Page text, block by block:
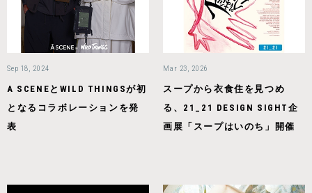
Sep 18, 2024
A SCENEとWILD THINGSが初
となるコラボレーションを発
表
Mar 23, 2026
スープから衣食住を見つめ
る、21_21 DESIGN SIGHT企
画展「スープはいのち」開催